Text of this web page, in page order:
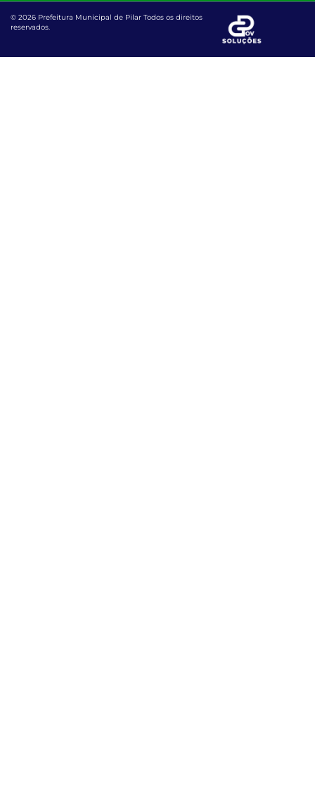
© 2026 Prefeitura Municipal de Pilar Todos os direitos
reservados.